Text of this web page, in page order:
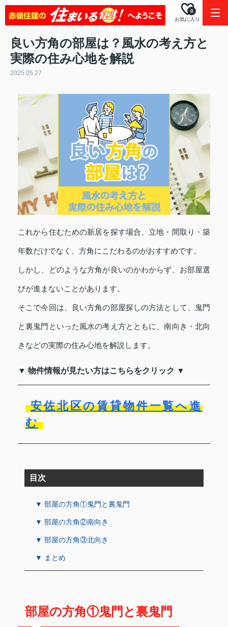
お気に入り
0
良い方角の部屋は？風水の考え方と
実際の住み心地を解説
2025.05.27
これから住むための新居を探す場合、立地・間取り・築
年数だけでなく、方角にこだわるのがおすすめです。
しかし、どのような方角が良いのかわからず、お部屋選
びが進まないことがあります。
そこで今回は、良い方角の部屋探しの方法として、鬼門
と裏鬼門といった風水の考え方とともに、南向き・北向
きなどの実際の住み心地を解説します。
▼ 物件情報が見たい方はこちらをクリック ▼
安佐北区の賃貸物件一覧へ進
む
目次
▼ 部屋の方角①鬼門と裏鬼門
▼ 部屋の方角②南向き
▼ 部屋の方角③北向き
▼ まとめ
部屋の方角①鬼門と裏鬼門